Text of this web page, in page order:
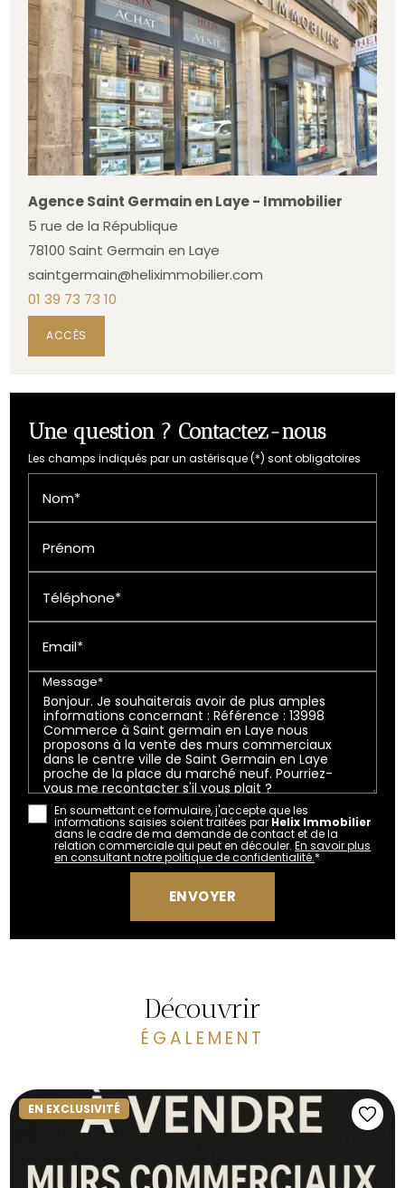
Agence Saint Germain en Laye - Immobilier
5 rue de la République
78100 Saint Germain en Laye
saintgermain@heliximmobilier.com
01 39 73 73 10
ACCÈS
Une question ? Contactez-nous
Les champs indiqués par un astérisque (*) sont obligatoires
Nom*
Prénom
Téléphone*
Email*
Message*
En soumettant ce formulaire, j'accepte que les
informations saisies soient traitées par Helix Immobilier
dans le cadre de ma demande de contact et de la
relation commerciale qui peut en découler.En savoir plus
en consultant notre politique de confidentialité.*
Découvrir
ÉGALEMENT
EN EXCLUSIVITÉ